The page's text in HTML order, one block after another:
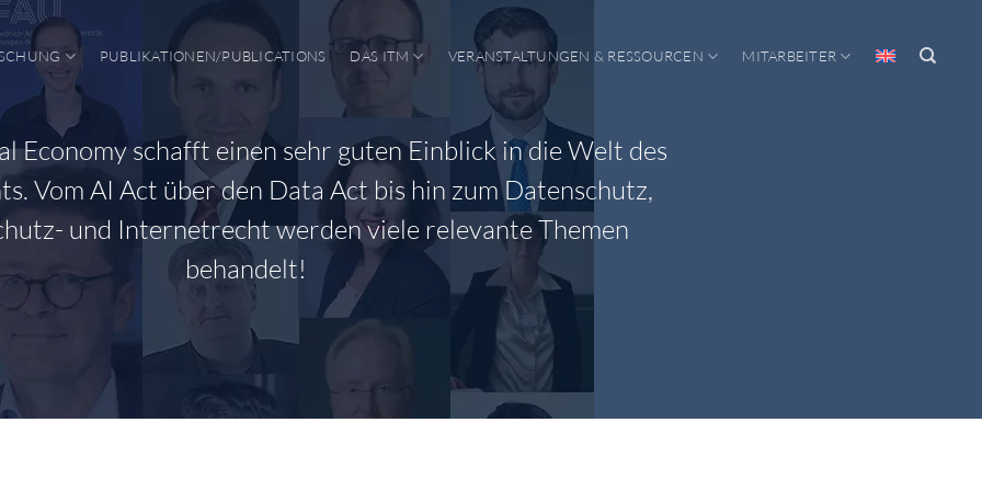
PUBLIKATIONEN/PUBLICATIONS DAS ITM VERANSTALTUNGEN & RESSOURCEN MITARBEITER
Economy schafft einen sehr guten Einblick in die Welt des
Vom AI Act über den Data Act bis hin zum Datenschutz,
und Internetrecht werden viele relevante Themen
behandelt!